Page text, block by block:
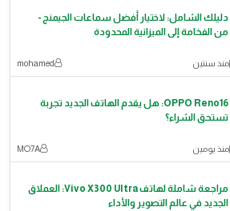
دليلك الشامل: لاختيار أفضل سماعات الجيمنج -
من الفخامة إلى الميزانية المحدودة
منذ سنتين mohamed
OPPO Reno16: هل يقدم الهاتف الجديد تجربة
تستحق الشراء؟
منذ يومين MO7A
مراجعة شاملة لهاتف Vivo X300 Ultra: العملاق
الجديد في عالم التصوير والأداء